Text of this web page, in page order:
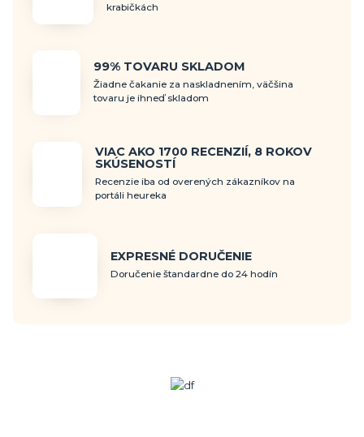
krabičkách
99% TOVARU SKLADOM
Žiadne čakanie za naskladnením, väčšina
tovaru je ihneď skladom
VIAC AKO 1700 RECENZIÍ, 8 ROKOV
SKÚSENOSTÍ
Recenzie iba od overených zákazníkov na
portáli heureka
EXPRESNÉ DORUČENIE
Doručenie štandardne do 24 hodín